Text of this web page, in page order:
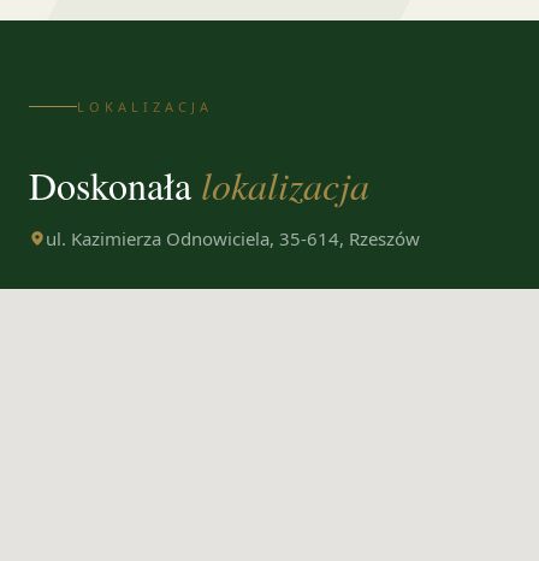
LOKALIZACJA
Doskonała lokalizacja
ul. Kazimierza Odnowiciela, 35-614, Rzeszów